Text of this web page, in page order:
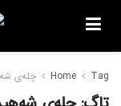
Home Tag چلەی